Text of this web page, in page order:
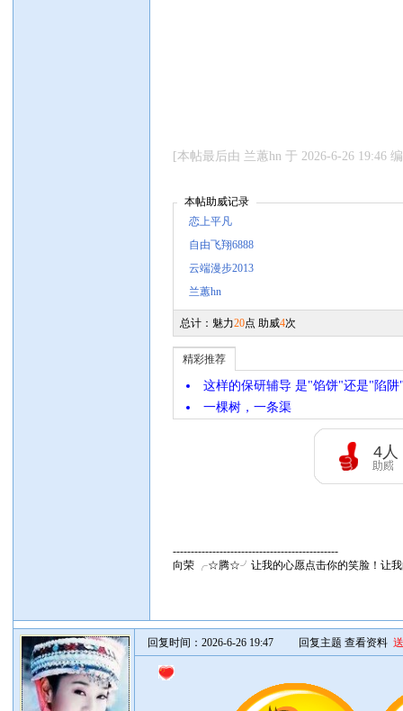
[本帖最后由 兰蕙hn 于 2026-6-26 19:46
本帖助威记录
恋上平凡
自由飞翔6888
云端漫步2013
兰蕙hn
总计：魅力20点 助威4次
精彩推荐
这样的保研辅导 是"馅饼"还是"陷阱
一棵树，一条渠
4人
----------------------------------------------
向荣 ╭☆腾☆╯让我的心愿点击你的笑脸！让我
回复时间：2026-6-26 19:47 回复主题 查看资料